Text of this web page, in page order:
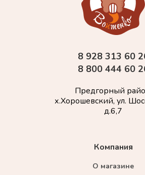
Компания
О магазине
8 928 313 60
8 800 444 60
Предгорный
х.Хорошевский, ул.
д.6,7